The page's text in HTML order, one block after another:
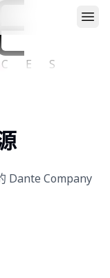
Dante Company